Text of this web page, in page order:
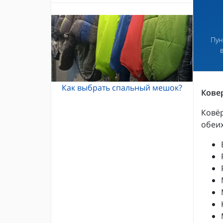
Кошки Grivel
Каски и шлемы для альпинизма
Жумары и зажимы
Карабины и оттяжки
Спусковые устройства
Как выбрать спальный мешок?